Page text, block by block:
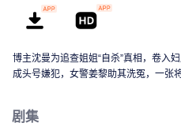
博主沈曼为追查姐姐“自杀”真相，卷入
成头号嫌犯，女警姜黎助其洗冤，一张
剧集